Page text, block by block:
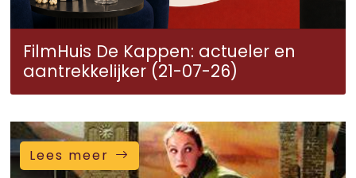
FilmHuis De Kappen: actueler en
aantrekkelijker (21-07-26)
Lees meer